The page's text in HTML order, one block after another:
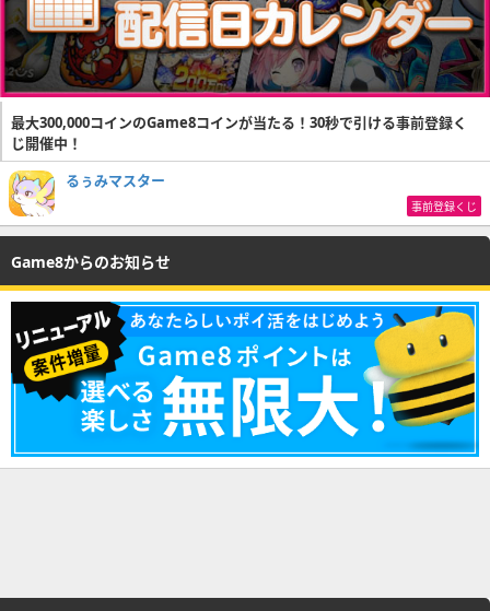
最大300,000コインのGame8コインが当たる！30秒で引ける事前登録く
じ開催中！
るぅみマスター
事前登録くじ
Game8からのお知らせ